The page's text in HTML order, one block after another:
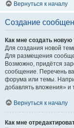
Вернуться к началу
Создание
Как мне создать
Для создания новой
Для размещения
Возможно, придётся
сообщение. Перечень
форума или темы.
добавлять вложения» и
Вернуться к началу
Как мне